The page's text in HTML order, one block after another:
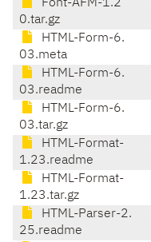
Font-AFM-1.2
0.tar.gz
HTML-Form-6.
03.meta
HTML-Form-6.
03.readme
HTML-Form-6.
03.tar.gz
HTML-Format-
1.23.readme
HTML-Format-
1.23.tar.gz
HTML-Parser-2.
25.readme